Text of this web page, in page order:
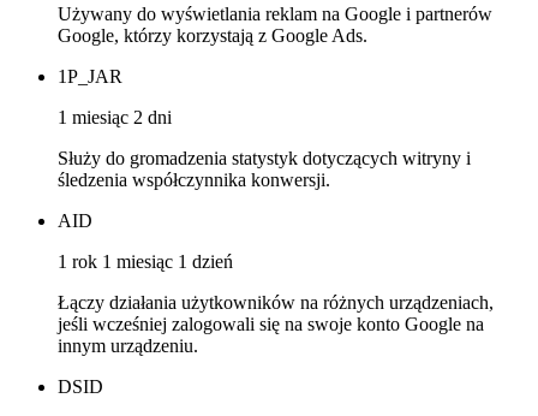
Używany do wyświetlania reklam na Google i partnerów
Google, którzy korzystają z Google Ads.
1P_JAR
1 miesiąc 2 dni
Służy do gromadzenia statystyk dotyczących witryny i
śledzenia współczynnika konwersji.
AID
1 rok 1 miesiąc 1 dzień
Łączy działania użytkowników na różnych urządzeniach,
jeśli wcześniej zalogowali się na swoje konto Google na
innym urządzeniu.
DSID